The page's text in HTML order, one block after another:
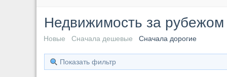
Недвижимость за рубежом
Новые Сначала дешевые Сначала дорогие
Показать фильтр